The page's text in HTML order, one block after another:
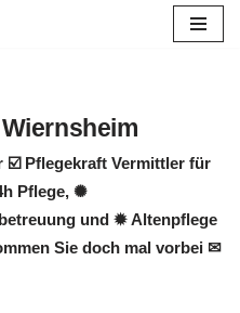
☑️ Pflegekraft Vermittler für
Pflege, ✺
und ✹ Altenpflege
Sie doch mal vorbei ✉